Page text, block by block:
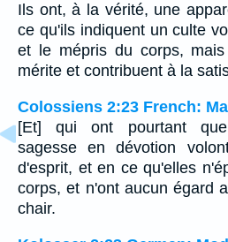
Ils ont, à la vérité, une
ce qu'ils indiquent un culte
et le mépris du corps,
mérite et contribuent à la
Colossiens 2:23 French:
[Et] qui ont pourtant
sagesse en dévotion
d'esprit, et en ce qu'elles
corps, et n'ont aucun égard
chair.